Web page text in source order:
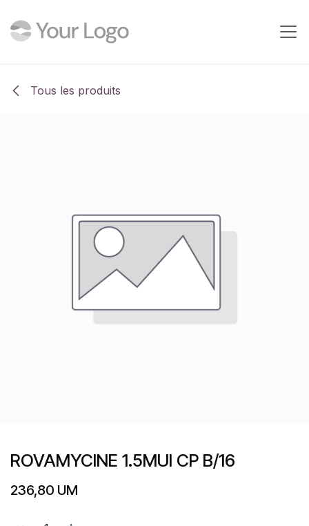
Tous les produits
ROVAMYCINE 1.5MUI CP B/16
236,80 UM